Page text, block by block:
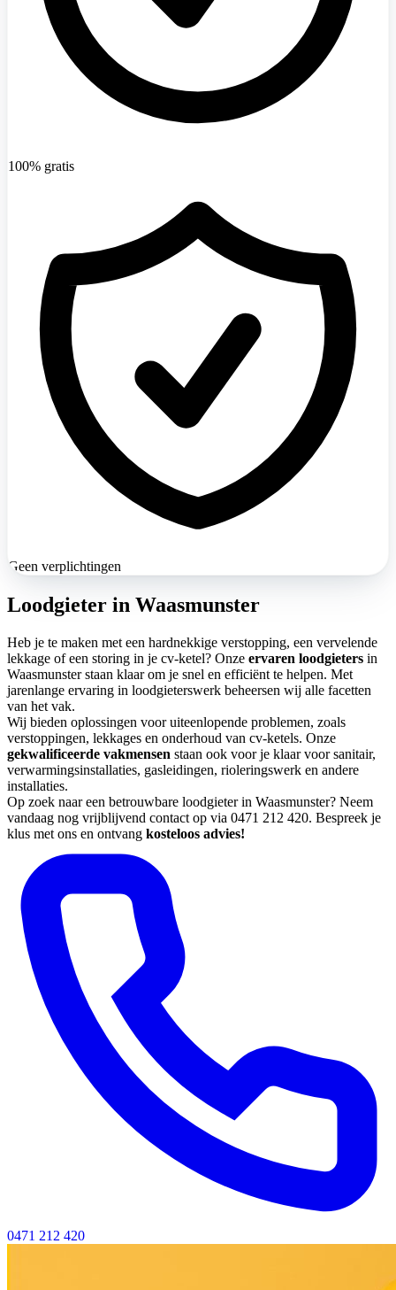
100% gratis
Geen verplichtingen
Loodgieter in Waasmunster
Heb je te maken met een hardnekkige verstopping, een vervelende
lekkage of een storing in je cv-ketel? Onze ervaren loodgieters in
Waasmunster staan klaar om je snel en efficiënt te helpen. Met
jarenlange ervaring in loodgieterswerk beheersen wij alle facetten
van het vak.
Wij bieden oplossingen voor uiteenlopende problemen, zoals
verstoppingen, lekkages en onderhoud van cv-ketels. Onze
gekwalificeerde vakmensen staan ook voor je klaar voor sanitair,
verwarmingsinstallaties, gasleidingen, rioleringswerk en andere
installaties.
Op zoek naar een betrouwbare loodgieter in Waasmunster? Neem
vandaag nog vrijblijvend contact op via 0471 212 420. Bespreek je
klus met ons en ontvang kosteloos advies!
0471 212 420